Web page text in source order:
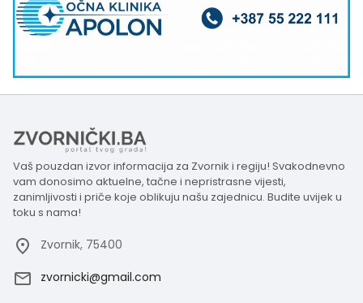
Vaš pouzdan izvor informacija za Zvornik i regiju! Svakodnevno
vam donosimo aktuelne, tačne i nepristrasne vijesti,
zanimljivosti i priče koje oblikuju našu zajednicu. Budite uvijek u
toku s nama!
Zvornik, 75400
zvornicki@gmail.com